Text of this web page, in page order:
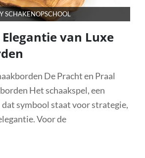
SCHAKENOPSCHOOL
van Luxe
De Pracht en Praal
Het schaakspel, een
symbool staat voor strategie,
Voor de